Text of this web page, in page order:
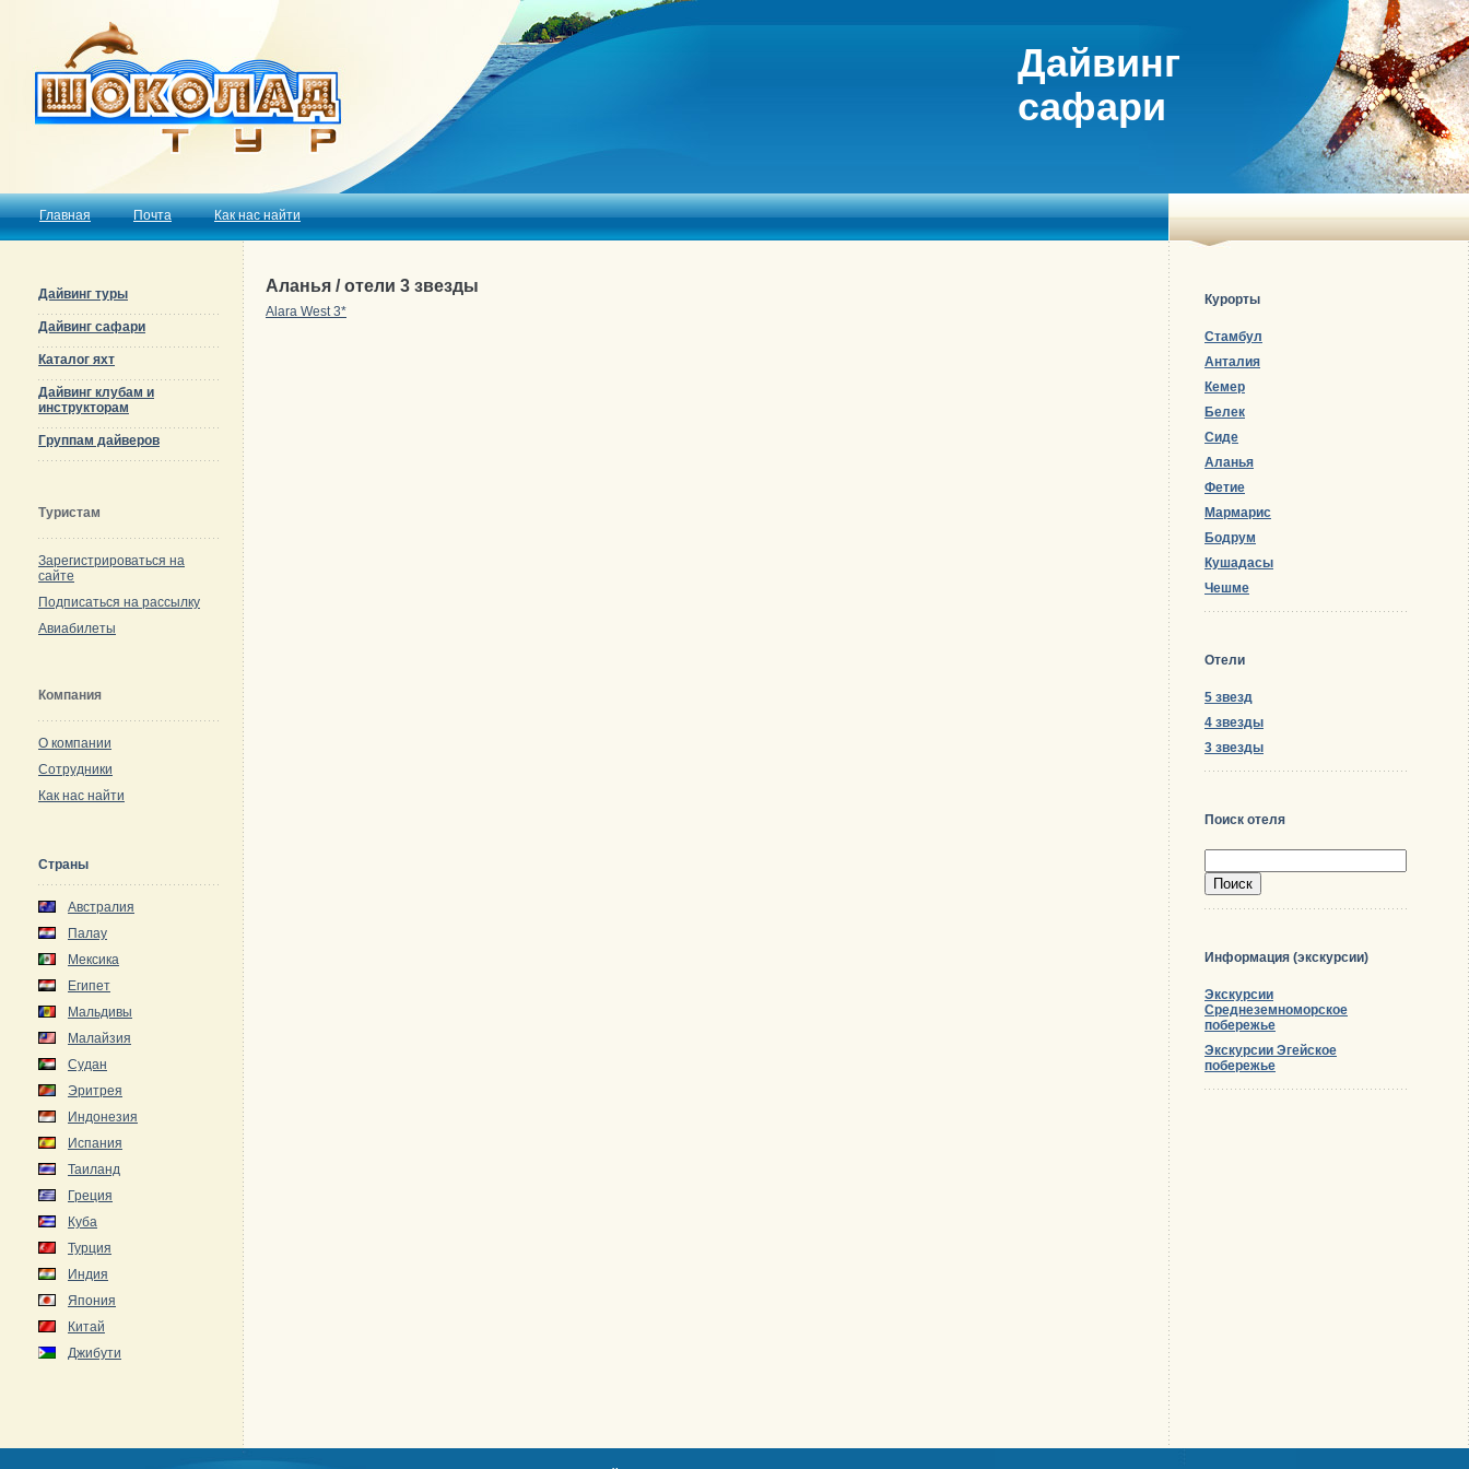
Дайвинг
сафари
Главная Почта Как нас найти
Дайвинг туры
Дайвинг сафари
Каталог яхт
Дайвинг клубам и
инструкторам
Группам дайверов
Туристам
Зарегистрироваться на
сайте
Подписаться на рассылку
Авиабилеты
Компания
О компании
Сотрудники
Как нас найти
Страны
Австралия
Палау
Мексика
Египет
Мальдивы
Малайзия
Судан
Эритрея
Индонезия
Испания
Таиланд
Греция
Куба
Турция
Индия
Япония
Китай
Джибути
Аланья / отели 3 звезды
Alara West 3*
Курорты
Стамбул
Анталия
Кемер
Белек
Сиде
Аланья
Фетие
Мармарис
Бодрум
Кушадасы
Чешме
Отели
5 звезд
4 звезды
3 звезды
Поиск отеля
Информация (экскурсии)
Экскурсии
Среднеземноморское
побережье
Экскурсии Эгейское
побережье